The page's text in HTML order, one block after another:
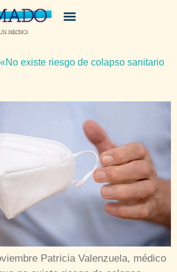
existe riesgo de colapso sanitario
Patricia Valenzuela, médico